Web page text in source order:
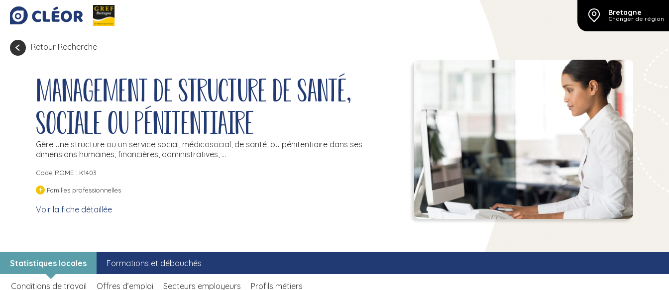
Bretagne
Changer de région
Retour Recherche
Management de structure de santé,
sociale ou pénitentiaire
Gère une structure ou un service social, médicosocial, de santé, ou pénitentiaire dans ses
dimensions humaines, financières, administratives, ...
Code ROME : K1403
+ Familles professionnelles
Voir la fiche détaillée
Statistiques locales Formations et débouchés
Conditions de travail Offres d’emploi Secteurs employeurs Profils métiers